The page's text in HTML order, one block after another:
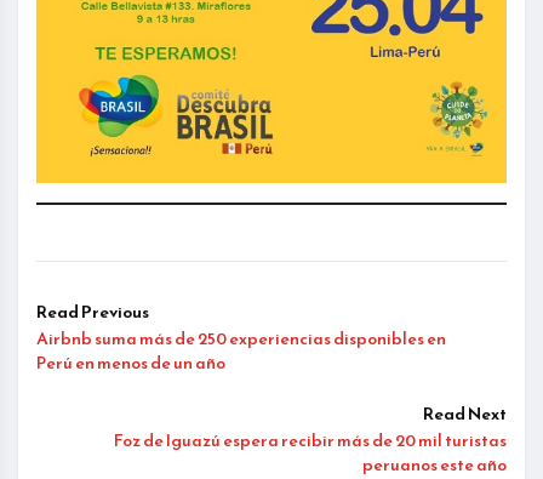
Read Previous
Airbnb suma más de 250 experiencias disponibles en
Perú en menos de un año
Read Next
Foz de Iguazú espera recibir más de 20 mil turistas
peruanos este año